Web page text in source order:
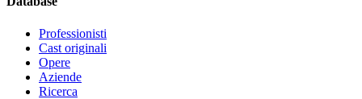
Professionisti
Cast originali
Opere
Aziende
Ricerca